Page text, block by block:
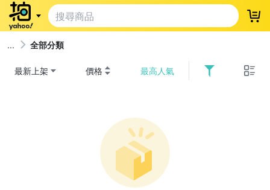
登
全部分類
最新上架 價格 最高人氣